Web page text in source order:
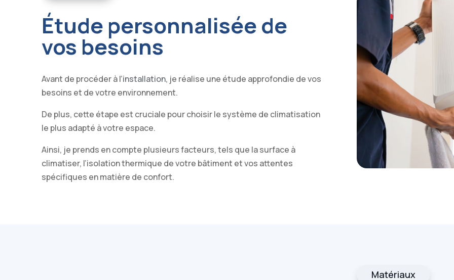
Étude personnalisée de
vos besoins
Avant de procéder àl’installation, je réalise une étude approfondie de vos
besoins et de votre environnement.
De plus, cette étape est cruciale pour choisir le système de climatisation
le plus adapté à votre espace.
Ainsi, je prends en compte plusieurs facteurs, tels que la surface à
climatiser, l’isolation thermique de votre bâtiment et vos attentes
spécifiques en matière de confort.
Matériaux